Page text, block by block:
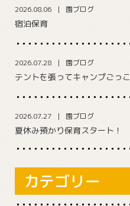
2026.08.06 園ブログ
宿泊保育
2026.07.28 園ブログ
テントを張ってキャンプごっこ
2026.07.27 園ブログ
夏休み預かり保育スタート！
カテゴリー